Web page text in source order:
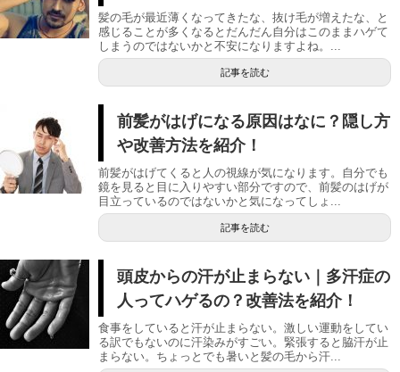
髪の毛が最近薄くなってきたな、抜け毛が増えたな、と
感じることが多くなるとだんだん自分はこのままハゲて
しまうのではないかと不安になりますよね。...
記事を読む
前髪がはげになる原因はなに？隠し方
や改善方法を紹介！
前髪がはげてくると人の視線が気になります。自分でも
鏡を見ると目に入りやすい部分ですので、前髪のはげが
目立っているのではないかと気になってしょ...
記事を読む
頭皮からの汗が止まらない｜多汗症の
人ってハゲるの？改善法を紹介！
食事をしていると汗が止まらない。激しい運動をしてい
る訳でもないのに汗染みがすごい。緊張すると脇汗が止
まらない。ちょっとでも暑いと髪の毛から汗...